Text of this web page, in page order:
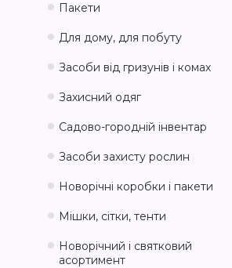
Пакети
Для дому, для побуту
Засоби від гризунів і комах
Захисний одяг
Садово-городній інвентар
Засоби захисту рослин
Новорічні коробки і пакети
Мішки, сітки, тенти
Новорічний і святковий
асортимент